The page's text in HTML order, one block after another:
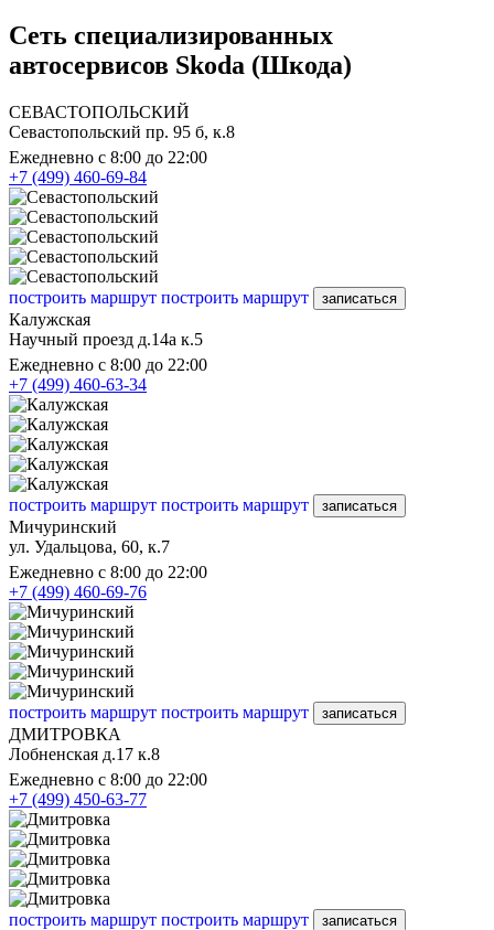
Сеть специализированных
автосервисов Skoda (Шкода)
СЕВАСТОПОЛЬСКИЙ
Севастопольский пр. 95 б, к.8
Ежедневно с 8:00 до 22:00
+7 (499) 460-69-84
построить маршрут построить маршрут записаться
Калужская
Научный проезд д.14а к.5
Ежедневно с 8:00 до 22:00
+7 (499) 460-63-34
построить маршрут построить маршрут записаться
Мичуринский
ул. Удальцова, 60, к.7
Ежедневно с 8:00 до 22:00
+7 (499) 460-69-76
построить маршрут построить маршрут записаться
ДМИТРОВКА
Лобненская д.17 к.8
Ежедневно с 8:00 до 22:00
+7 (499) 450-63-77
построить маршрут построить маршрут записаться